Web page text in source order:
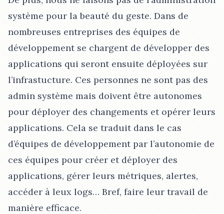
système pour la beauté du geste. Dans de
nombreuses entreprises des équipes de
développement se chargent de développer des
applications qui seront ensuite déployées sur
l’infrastucture. Ces personnes ne sont pas des
admin système mais doivent être autonomes
pour déployer des changements et opérer leurs
applications. Cela se traduit dans le cas
d’équipes de développement par l’autonomie de
ces équipes pour créer et déployer des
applications, gérer leurs métriques, alertes,
accéder à leux logs…​ Bref, faire leur travail de
manière efficace.